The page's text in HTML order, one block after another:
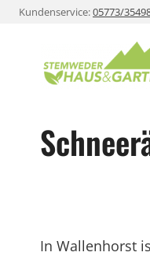
ZumKundenservice:05773/
In Wallenhorst